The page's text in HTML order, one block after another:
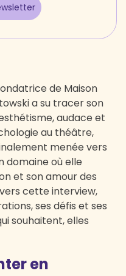
de Maison
a su tracer son
audace et
au théâtre,
menée vers
domaine où elle
et son amour des
cette interview,
ses défis et ses
souhaitent, elles
en